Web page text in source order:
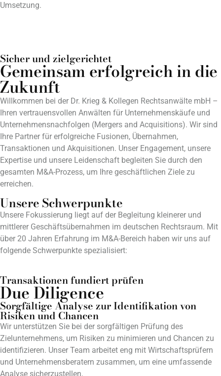
Umsetzung.
Sicher und zielgerichtet
Gemeinsam erfolgreich in die
Zukunft
Willkommen bei der Dr. Krieg & Kollegen Rechtsanwälte mbH –
Ihren vertrauensvollen Anwälten für Unternehmenskäufe und
Unternehmensnachfolgen (Mergers and Acquisitions). Wir sind
Ihre Partner für erfolgreiche Fusionen, Übernahmen,
Transaktionen und Akquisitionen. Unser Engagement, unsere
Expertise und unsere Leidenschaft begleiten Sie durch den
gesamten M&A-Prozess, um Ihre geschäftlichen Ziele zu
erreichen.
Unsere Schwerpunkte
Unsere Fokussierung liegt auf der Begleitung kleinerer und
mittlerer Geschäftsübernahmen im deutschen Rechtsraum. Mit
über 20 Jahren Erfahrung im M&A-Bereich haben wir uns auf
folgende Schwerpunkte spezialisiert:
Transaktionen fundiert prüfen
Due Diligence
Sorgfältige Analyse zur Identifikation von
Risiken und Chancen
Wir unterstützen Sie bei der sorgfältigen Prüfung des
Zielunternehmens, um Risiken zu minimieren und Chancen zu
identifizieren. Unser Team arbeitet eng mit Wirtschaftsprüfern
und Unternehmensberatern zusammen, um eine umfassende
Analyse sicherzustellen.